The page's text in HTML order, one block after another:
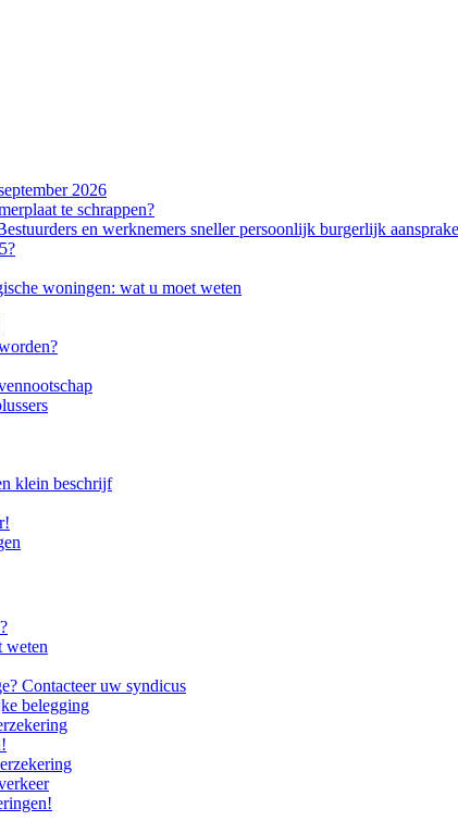
2026
te schrappen?
en werknemers sneller persoonlijk burgerlijk
woningen: wat u moet weten
klein beschrijf
weten
Contacteer uw syndicus
belegging